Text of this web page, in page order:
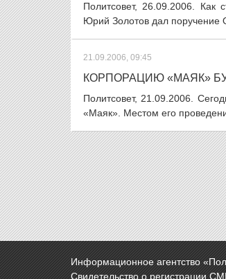
Политсовет, 26.09.2006. Как
Юрий Золотов дал поручение
21.09.2006, 09:45
КОРПОРАЦИЮ «МАЯК»
Политсовет, 21.09.2006.
«Маяк». Местом его
Информационное агентство
Свидетельство о регистрации